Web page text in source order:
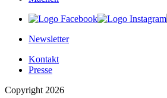
Newsletter
Kontakt
Presse
Copyright 2026